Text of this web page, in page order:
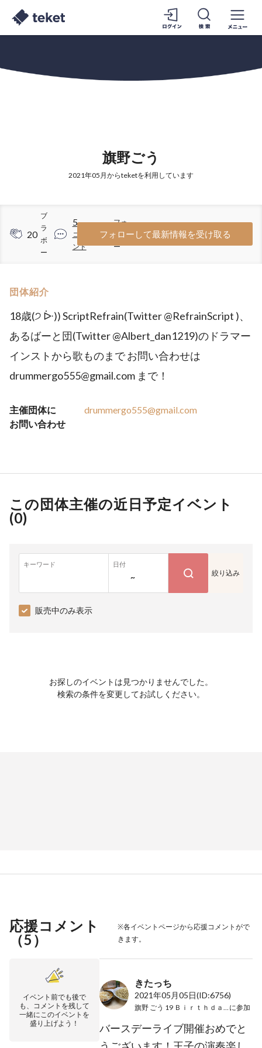
旗野ごう
2021年05月からteketを利用しています
20
ブ
ラ
ボ
ー
5
コメ
ント
2
フォ
ロワ
ー
フォローして最新情報を受け取る
団体紹介
18歳(੭ ᐕ)) ScriptRefrain(Twitter @RefrainScript )、
あるばーと団(Twitter @Albert_dan1219)のドラマー
インストから歌ものまで お問い合わせは
drummergo555@gmail.com まで！
主催団体に
お問い合わせ
drummergo555@gmail.com
この団体主催の近日予定イベント
(0)
キーワード 日付
~ 絞り込み
販売中のみ表示
お探しのイベントは見つかりませんでした。
検索の条件を変更してお試しください。
応援コメント
（5 ）
※各イベントページから応援コメントがで
きます。
イベント前でも後で
も、コメントを残して
一緒にこのイベントを
盛り上げよう！
きたっち
2021年05月05日(ID:6756)
に参加
バースデーライブ開催おめでと